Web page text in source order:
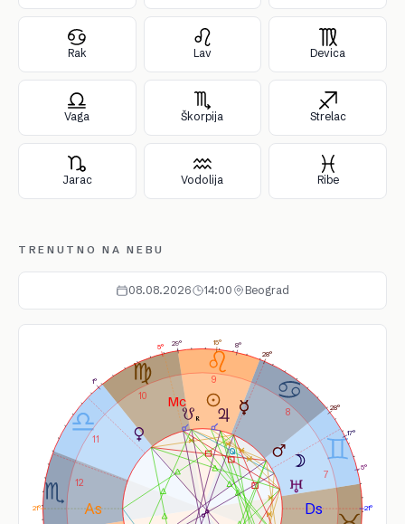
Rak Lav Devica
Vaga Škorpija Strelac
Jarac Vodolija Ribe
TRENUTNO NA NEBU
08.08.2026 14:00 Beograd
7
8
9
10
11
12
15°
17°
28°
1°
28°
8°
5°
21°
5°
21°
29°